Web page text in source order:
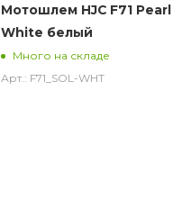
Мотошлем HJC F71 Pearl
White белый
Много на складе
Арт.: F71_SOL-WHT